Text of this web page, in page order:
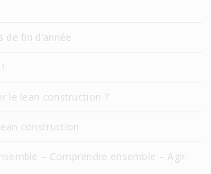
de fin d’année
le lean construction ?
construction
– Comprendre ensemble – Agir